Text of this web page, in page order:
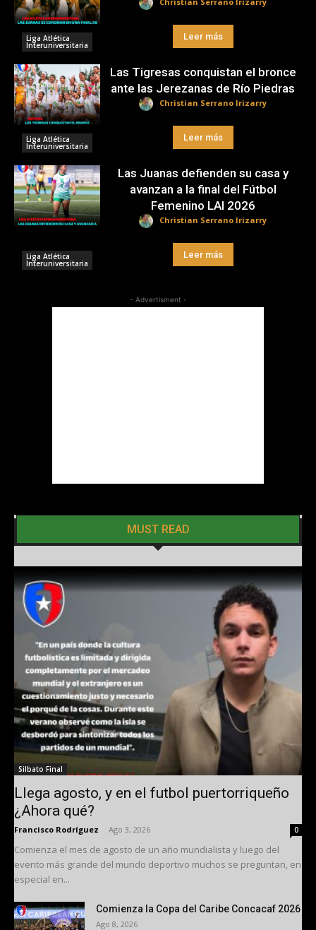
Liga Atlética
Interuniversitaria
Leer más
Liga Atlética
Interuniversitaria
Las Tigresas conquistan el bronce
ante las Jerezanas de Río Piedras
Christian Serrano Irizarry
Leer más
Liga Atlética
Interuniversitaria
Las Juanas defienden su casa y
avanzan a la final del Fútbol
Femenino LAI 2026
Christian Serrano Irizarry
Leer más
- Advertisment -
MUST READ
Silbato Final
Llega agosto, y en el futbol puertorriqueño
¿Ahora qué?
Francisco Rodríguez Ago 3, 2026 0
Comienza el mes de agosto de un año mundialista y luego del
evento más grande del mundo deportivo muchos se preguntan, en
especial en...
Comienza la Copa del Caribe Concacaf 2026
Ago 8, 2026